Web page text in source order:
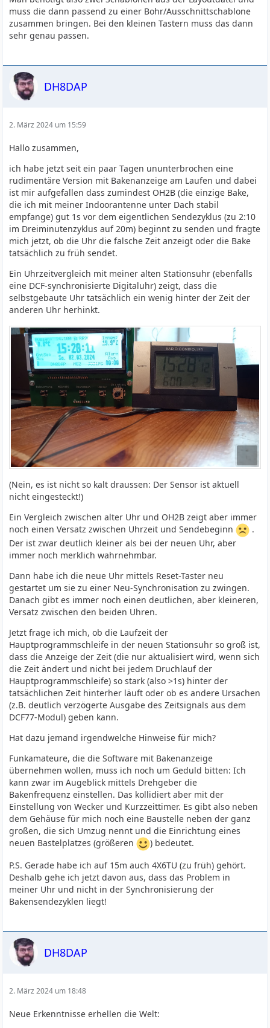
muss die dann passend zu einer Bohr/Ausschnittschablone
zusammen bringen. Bei den kleinen Tastern muss das dann
sehr genau passen.
DH8DAP
2. März 2024 um 15:59
Hallo zusammen,
ich habe jetzt seit ein paar Tagen ununterbrochen eine
rudimentäre Version mit Bakenanzeige am Laufen und dabei
ist mir aufgefallen dass zumindest OH2B (die einzige Bake,
die ich mit meiner Indoorantenne unter Dach stabil
empfange) gut 1s vor dem eigentlichen Sendezyklus (zu 2:10
im Dreiminutenzyklus auf 20m) beginnt zu senden und fragte
mich jetzt, ob die Uhr die falsche Zeit anzeigt oder die Bake
tatsächlich zu früh sendet.
Ein Uhrzeitvergleich mit meiner alten Stationsuhr (ebenfalls
eine DCF-synchronisierte Digitaluhr) zeigt, dass die
selbstgebaute Uhr tatsächlich ein wenig hinter der Zeit der
anderen Uhr herhinkt.
(Nein, es ist nicht so kalt draussen: Der Sensor ist aktuell
nicht eingesteckt!)
Ein Vergleich zwischen alter Uhr und OH2B zeigt aber immer
noch einen Versatz zwischen Uhrzeit und Sendebeginn
.
Der ist zwar deutlich kleiner als bei der neuen Uhr, aber
immer noch merklich wahrnehmbar.
Dann habe ich die neue Uhr mittels Reset-Taster neu
gestartet um sie zu einer Neu-Synchronisation zu zwingen.
Danach gibt es immer noch einen deutlichen, aber kleineren,
Versatz zwischen den beiden Uhren.
Jetzt frage ich mich, ob die Laufzeit der
Hauptprogrammschleife in der neuen Stationsuhr so groß ist,
dass die Anzeige der Zeit (die nur aktualisiert wird, wenn sich
die Zeit ändert und nicht bei jedem Druchlauf der
Hauptprogrammschleife) so stark (also >1s) hinter der
tatsächlichen Zeit hinterher läuft oder ob es andere Ursachen
(z.B. deutlich verzögerte Ausgabe des Zeitsignals aus dem
DCF77-Modul) geben kann.
Hat dazu jemand irgendwelche Hinweise für mich?
Funkamateure, die die Software mit Bakenanzeige
übernehmen wollen, muss ich noch um Geduld bitten: Ich
kann zwar im Augeblick mittels Drehgeber die
Bakenfrequenz einstellen. Das kollidiert aber mit der
Einstellung von Wecker und Kurzzeittimer. Es gibt also neben
dem Gehäuse für mich noch eine Baustelle neben der ganz
großen, die sich Umzug nennt und die Einrichtung eines
neuen Bastelplatzes (größeren
) bedeutet.
P.S. Gerade habe ich auf 15m auch 4X6TU (zu früh) gehört.
Deshalb gehe ich jetzt davon aus, dass das Problem in
meiner Uhr und nicht in der Synchronisierung der
Bakensendezyklen liegt!
DH8DAP
2. März 2024 um 18:48
Neue Erkenntnisse erhellen die Welt: